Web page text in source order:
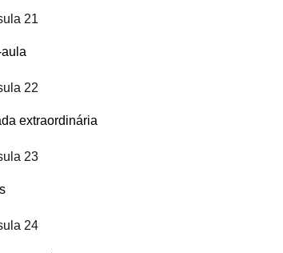
21
22
extraordinária
23
24